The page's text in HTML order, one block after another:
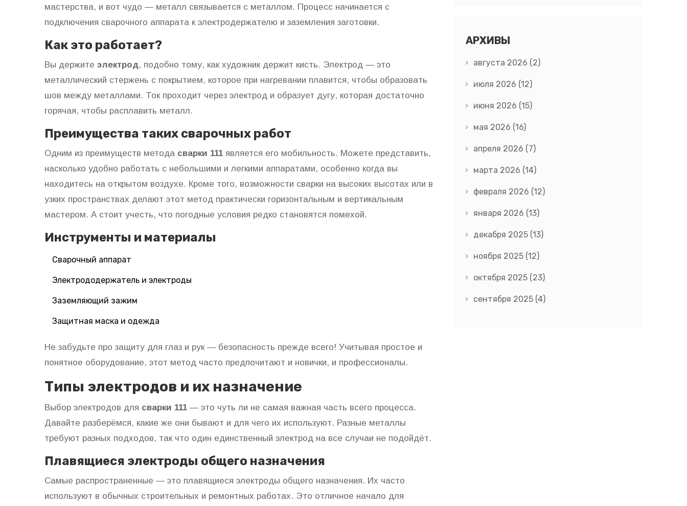
мастерства, и вот чудо — металл связывается с металлом. Процесс начинается с
подключения сварочного аппарата к электродержателю и заземления заготовки.
Как это работает?
Вы держите электрод, подобно тому, как художник держит кисть. Электрод — это
металлический стержень с покрытием, которое при нагревании плавится, чтобы образовать
шов между металлами. Ток проходит через электрод и образует дугу, которая достаточно
горячая, чтобы расплавить металл.
Преимущества таких сварочных работ
Одним из преимуществ метода сварки 111 является его мобильность. Можете представить,
насколько удобно работать с небольшими и легкими аппаратами, особенно когда вы
находитесь на открытом воздухе. Кроме того, возможности сварки на высоких высотах или в
узких пространствах делают этот метод практически горизонтальным и вертикальным
мастером. А стоит учесть, что погодные условия редко становятся помехой.
Инструменты и материалы
Сварочный аппарат
Электрододержатель и электроды
Заземляющий зажим
Защитная маска и одежда
Не забудьте про защиту для глаз и рук — безопасность прежде всего! Учитывая простое и
понятное оборудование, этот метод часто предпочитают и новички, и профессионалы.
Типы электродов и их назначение
Выбор электродов для сварки 111 — это чуть ли не самая важная часть всего процесса.
Давайте разберёмся, какие же они бывают и для чего их используют. Разные металлы
требуют разных подходов, так что один единственный электрод на все случаи не подойдёт.
Плавящиеся электроды общего назначения
Самые распространенные — это плавящиеся электроды общего назначения. Их часто
используют в обычных строительных и ремонтных работах. Это отличное начало для
АРХИВЫ
августа 2026 (2)
июля 2026 (12)
июня 2026 (15)
мая 2026 (16)
апреля 2026 (7)
марта 2026 (14)
февраля 2026 (12)
января 2026 (13)
декабря 2025 (13)
ноября 2025 (12)
октября 2025 (23)
сентября 2025 (4)